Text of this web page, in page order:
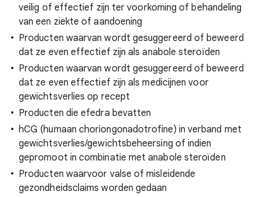
veilig of effectief zijn ter voorkoming of behandeling
van een ziekte of aandoening
Producten waarvan wordt gesuggereerd of beweerd
dat ze even effectief zijn als anabole steroïden
Producten waarvan wordt gesuggereerd of beweerd
dat ze even effectief zijn als medicijnen voor
gewichtsverlies op recept
Producten die efedra bevatten
hCG (humaan choriongonadotrofine) in verband met
gewichtsverlies/gewichtsbeheersing of indien
gepromoot in combinatie met anabole steroïden
Producten waarvoor valse of misleidende
gezondheidsclaims worden gedaan